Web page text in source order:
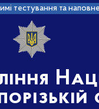
тестування та